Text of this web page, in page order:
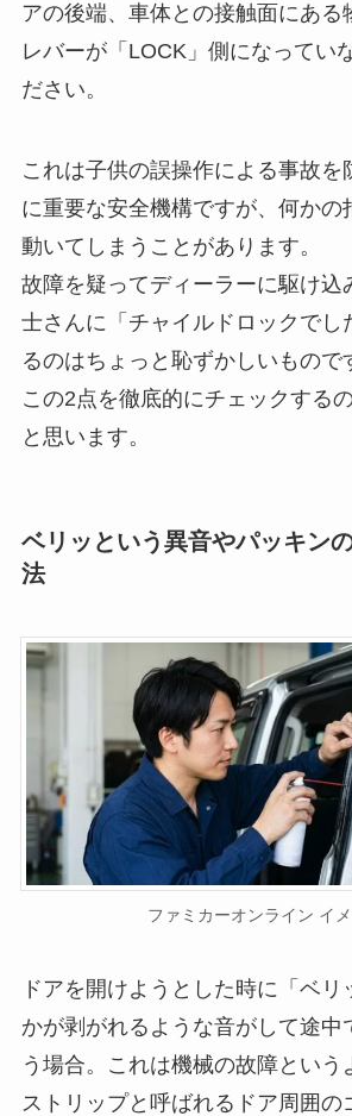
アの後端、車体との接触面にある
レバーが「LOCK」側になってい
ださい。
これは子供の誤操作による事故を
に重要な安全機構ですが、何かの
動いてしまうことがあります。
故障を疑ってディーラーに駆け込
士さんに「チャイルドロックでし
るのはちょっと恥ずかしいもので
この2点を徹底的にチェックする
と思います。
ベリッという異音やパッキン
法
ファミカーオンライン イ
ドアを開けようとした時に「ベリ
かが剥がれるような音がして途中
う場合。これは機械の故障という
ストリップと呼ばれるドア周囲の